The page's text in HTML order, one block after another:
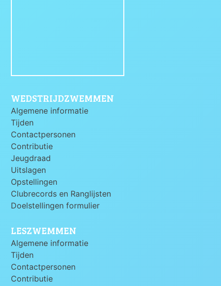
WEDSTRIJDZWEMMEN
Algemene informatie
Tijden
Contactpersonen
Contributie
Jeugdraad
Uitslagen
Opstellingen
Clubrecords en Ranglijsten
Doelstellingen formulier
LESZWEMMEN
Algemene informatie
Tijden
Contactpersonen
Contributie